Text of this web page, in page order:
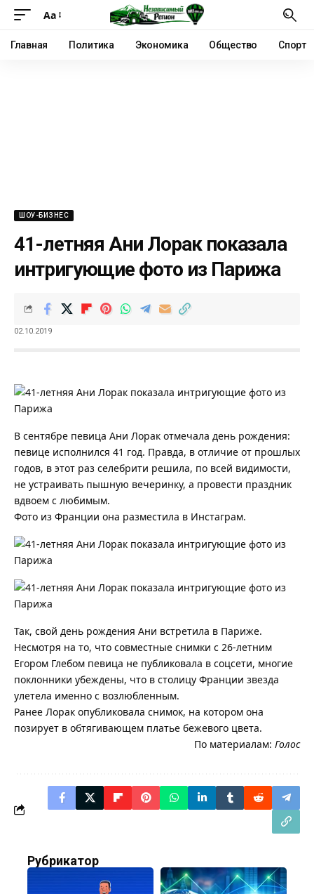
Аа
Главная Политика Экономика Общество Спорт
ШОУ-БИЗНЕС
41-летняя Ани Лорак показала
интригующие фото из Парижа
02.10.2019
В сентябре певица Ани Лорак отмечала день рождения:
певице исполнился 41 год. Правда, в отличие от прошлых
годов, в этот раз селебрити решила, по всей видимости,
не устраивать пышную вечеринку, а провести праздник
вдвоем с любимым.
Фото из Франции она разместила в Инстаграм.
Так, свой день рождения Ани встретила в Париже.
Несмотря на то, что совместные снимки с 26-летним
Егором Глебом певица не публиковала в соцсети, многие
поклонники убеждены, что в столицу Франции звезда
улетела именно с возлюбленным.
Ранее Лорак опубликовала снимок, на котором она
позирует в обтягивающем платье бежевого цвета.
По материалам: Голос
Рубрикатор